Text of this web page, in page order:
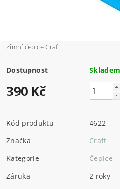
Zimní čepice Craft
Dostupnost Skladem
390 Kč
Kód produktu
4622
Značka
Craft
Kategorie
Čepice
Záruka
2 roky